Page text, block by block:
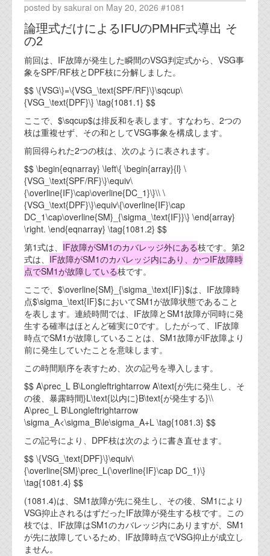
posted by sakurai on May 20, 2026 #1081
論理式だけによるIFUのPMHF式導出 そ
の2
前回は、IF故障が発生した瞬間のVSG判定式から、VSG事
象をSPF/RF枝とDPF枝に分解しました。
$$ \{VSG\}=\{VSG_\text{SPF/RF}\}\sqcup\
{VSG_\text{DPF}\} \tag{1081.1} $$
ここで、$\sqcup$は排反和を表します。すなわち、2つの
枝は重複せず、その和としてVSG事象を構成します。
前回得られた2つの枝は、次のように表されます。
$$ \begin{eqnarray} \left\{ \begin{array}{l} \
{VSG_\text{SPF/RF}\}\equiv\
{\overline{IF}\cap\overline{DC_1}\}\\ \
{VSG_\text{DPF}\}\equiv\{\overline{IF}\cap
DC_1\cap\overline{SM}_{\sigma_\text{IF}}\} \end{array}
\right. \end{eqnarray} \tag{1081.2} $$
第1式は、 IF故障がSM1のカバレッジ外にある枝です。第2
式は、 IF故障がSM1のカバレッジ内にあり、かつIF故障時
点でSM1が故障している枝です。
ここで、$\overline{SM}_{\sigma_\text{IF}}$は、IF故障時
点$\sigma_\text{IF}$においてSM1が故障状態であること
を表します。連続時間では、IF故障とSM1故障が同時に発
生する確率はほとんど確実に0です。したがって、IF故障
時点でSM1が故障していることは、SM1故障がIF故障より
前に発生していたことを意味します。
この時間順序を表すため、次の記号を導入します。
$$ A\prec_L B\Longleftrightarrow A\text{が先に発生し、そ
の後、暴露時間}L\text{以内に}B\text{が発生する}\\
A\prec_L B\Longleftrightarrow
\sigma_A<\sigma_B\le\sigma_A+L \tag{1081.3} $$
この記号により、DPF枝は次のように書き直せます。
$$ \{VSG_\text{DPF}\}\equiv\
{\overline{SM}\prec_L(\overline{IF}\cap DC_1)\}
\tag{1081.4} $$
(1081.4)は、SM1故障が先に発生し、その後、SM1により
VSG抑止されるはずだったIF故障が発生する枝です。この
枝では、IF故障はSM1のカバレッジ内にありますが、SM1
が先に故障しているため、IF故障時点でVSG抑止が成立し
ません。